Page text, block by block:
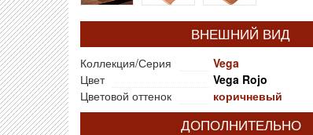
ВНЕШНИЙ ВИД
Коллекция/Серия
Vega
Цвет
Vega Rojo
Цветовой оттенок
коричневый
ДОПОЛНИТЕЛЬНО